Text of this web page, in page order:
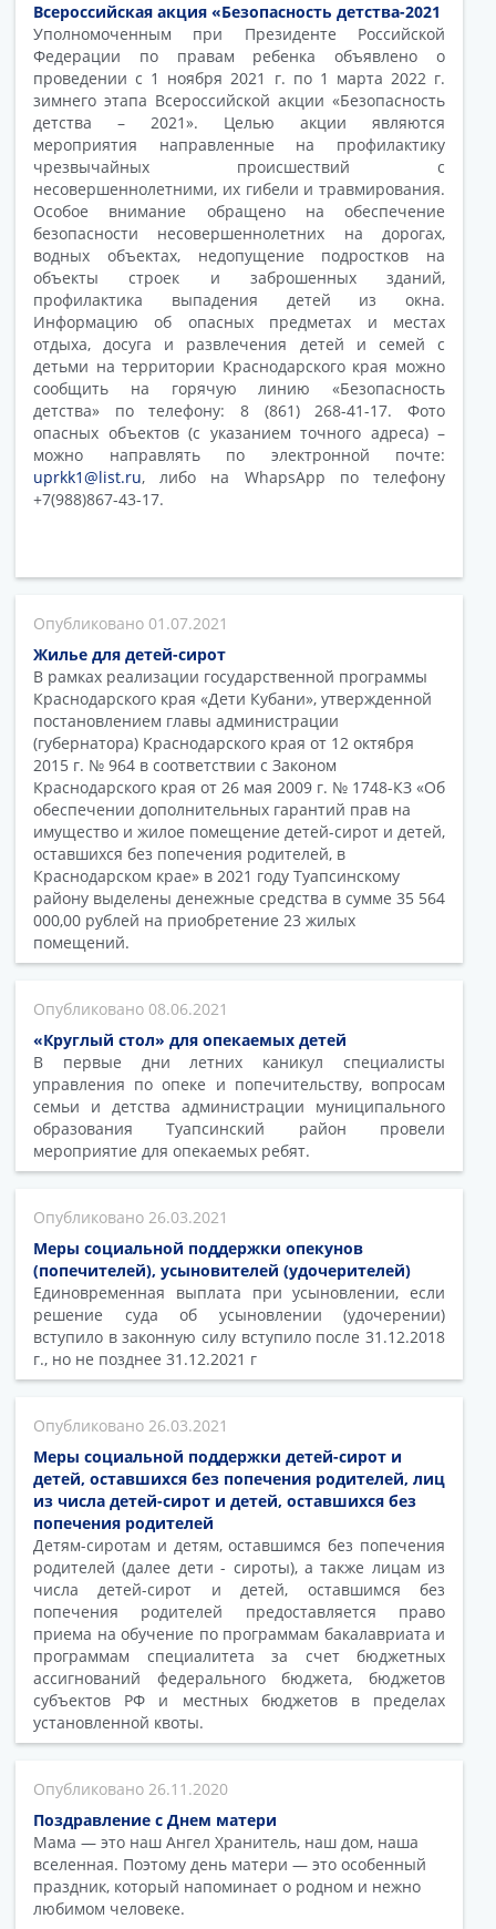
Всероссийская акция «Безопасность детства-2021
Уполномоченным при Президенте Российской
Федерации по правам ребенка объявлено о
проведении с 1 ноября 2021 г. по 1 марта 2022 г.
зимнего этапа Всероссийской акции «Безопасность
детства – 2021». Целью акции являются
мероприятия направленные на профилактику
чрезвычайных происшествий с
несовершеннолетними, их гибели и травмирования.
Особое внимание обращено на обеспечение
безопасности несовершеннолетних на дорогах,
водных объектах, недопущение подростков на
объекты строек и заброшенных зданий,
профилактика выпадения детей из окна.
Информацию об опасных предметах и местах
отдыха, досуга и развлечения детей и семей с
детьми на территории Краснодарского края можно
сообщить на горячую линию «Безопасность
детства» по телефону: 8 (861) 268-41-17. Фото
опасных объектов (с указанием точного адреса) –
можно направлять по электронной почте:
uprkk1@list.ru, либо на WhapsApp по телефону
+7(988)867-43-17.
01.07.2021
Жилье для детей-сирот
В рамках реализации государственной программы
Краснодарского края «Дети Кубани», утвержденной
постановлением главы администрации
(губернатора) Краснодарского края от 12 октября
2015 г. № 964 в соответствии с Законом
Краснодарского края от 26 мая 2009 г. № 1748-КЗ «Об
обеспечении дополнительных гарантий прав на
имущество и жилое помещение детей-сирот и детей,
оставшихся без попечения родителей, в
Краснодарском крае» в 2021 году Туапсинскому
району выделены денежные средства в сумме 35 564
000,00 рублей на приобретение 23 жилых
помещений.
08.06.2021
«Круглый стол» для опекаемых детей
В первые дни летних каникул специалисты
управления по опеке и попечительству, вопросам
семьи и детства администрации муниципального
образования Туапсинский район провели
мероприятие для опекаемых ребят.
26.03.2021
Меры социальной поддержки опекунов
(попечителей), усыновителей (удочерителей)
Единовременная выплата при усыновлении, если
решение суда об усыновлении (удочерении)
вступило в законную силу вступило после 31.12.2018
г., но не позднее 31.12.2021 г
26.03.2021
Меры социальной поддержки детей-сирот и
детей, оставшихся без попечения родителей, лиц
из числа детей-сирот и детей, оставшихся без
попечения родителей
Детям-сиротам и детям, оставшимся без попечения
родителей (далее дети - сироты), а также лицам из
числа детей-сирот и детей, оставшимся без
попечения родителей предоставляется право
приема на обучение по программам бакалавриата и
программам специалитета за счет бюджетных
ассигнований федерального бюджета, бюджетов
субъектов РФ и местных бюджетов в пределах
установленной квоты.
26.11.2020
Поздравление с Днем матери
Мама — это наш Ангел Хранитель, наш дом, наша
вселенная. Поэтому день матери — это особенный
праздник, который напоминает о родном и нежно
любимом человеке.